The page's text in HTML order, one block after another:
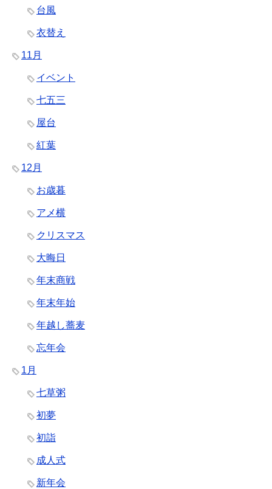
台風
衣替え
11月
イベント
七五三
屋台
紅葉
12月
お歳暮
アメ横
クリスマス
大晦日
年末商戦
年末年始
年越し蕎麦
忘年会
1月
七草粥
初夢
初詣
成人式
新年会